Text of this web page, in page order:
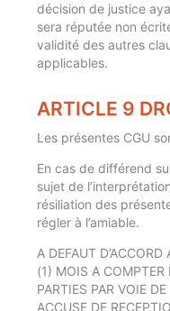
décision de justice
sera réputée non
validité des autres
applicables.
ARTICLE 9
Les présentes CGU
En cas de différend
sujet de
résiliation des
régler à l’amiable.
A DEFAUT
(1) MOIS A COMPTER
PARTIES PAR VOIE
ACCUSE DE